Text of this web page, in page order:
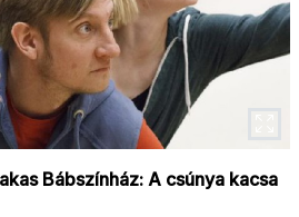
Bábszínház: A csúnya kacsa